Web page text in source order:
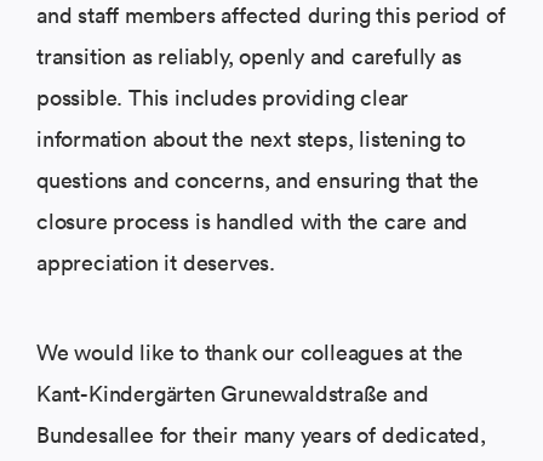
and staff members affected during this period of
transition as reliably, openly and carefully as
possible. This includes providing clear
information about the next steps, listening to
questions and concerns, and ensuring that the
closure process is handled with the care and
appreciation it deserves.
We would like to thank our colleagues at the
Kant-Kindergärten Grunewaldstraße and
Bundesallee for their many years of dedicated,